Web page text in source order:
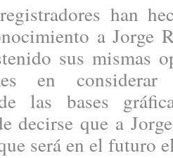
han
a Jorge
sus mismas
en
las bases
decirse que a
será en el futuro